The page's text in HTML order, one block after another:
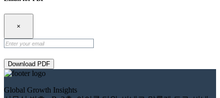
×
Download PDF
Global Growth Insights